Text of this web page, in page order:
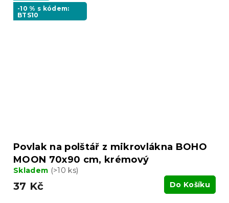
-10 % s kódem:
BTS10
Povlak na polštář z mikrovlákna BOHO
MOON 70x90 cm, krémový
Skladem (>10 ks)
37 Kč Do Košíku